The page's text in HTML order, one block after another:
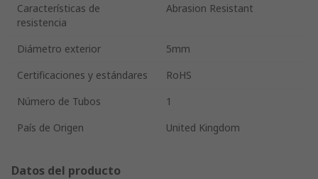
Características de
resistencia
Abrasion Resistant
Diámetro exterior
5mm
Certificaciones y estándares
RoHS
Número de Tubos
1
País de Origen
United Kingdom
Datos del producto